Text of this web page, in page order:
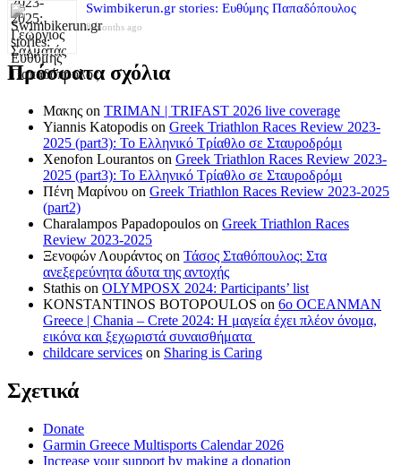
Swimbikerun.gr stories: Ευθύμης Παπαδόπουλος
8 months ago
Πρόσφατα σχόλια
Μακης on TRIMAN | TRIFAST 2026 live coverage
Yiannis Katopodis on Greek Triathlon Races Review 2023-
2025 (part3): Το Ελληνικό Τρίαθλο σε Σταυροδρόμι
Xenofon Lourantos on Greek Triathlon Races Review 2023-
2025 (part3): Το Ελληνικό Τρίαθλο σε Σταυροδρόμι
Πένη Μαρίνου on Greek Triathlon Races Review 2023-2025
(part2)
Charalampos Papadopoulos on Greek Triathlon Races
Review 2023-2025
Ξενοφών Λουράντος on Τάσος Σταθόπουλος: Στα
ανεξερεύνητα άδυτα της αντοχής
Stathis on OLYMPOSX 2024: Participants’ list
KONSTANTINOS BOTOPOULOS on 6ο OCEANMAN
Greece | Chania – Crete 2024: Η μαγεία έχει πλέον όνομα,
εικόνα και ξεχωριστά συναισθήματα
childcare services on Sharing is Caring
Σχετικά
Donate
Garmin Greece Multisports Calendar 2026
Increase your support by making a donation